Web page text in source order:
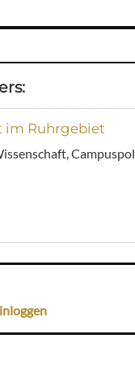
im Ruhrgebiet